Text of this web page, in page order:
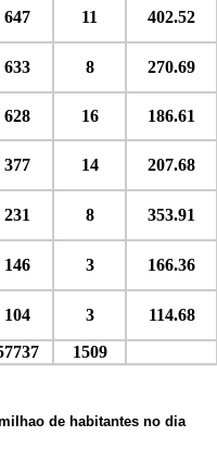
647 11 402.52
633 8 270.69
628 16 186.61
377 14 207.68
231 8 353.91
146 3 166.36
104 3
114.68
1509
de habitantes no dia